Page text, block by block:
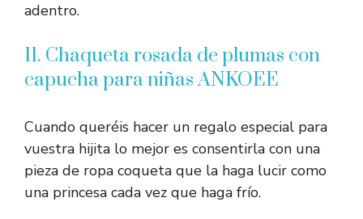
adentro.
11. Chaqueta rosada de plumas con
capucha para niñas ANKOEE
Cuando queréis hacer un regalo especial para
vuestra hijita lo mejor es consentirla con una
pieza de ropa coqueta que la haga lucir como
una princesa cada vez que haga frío.